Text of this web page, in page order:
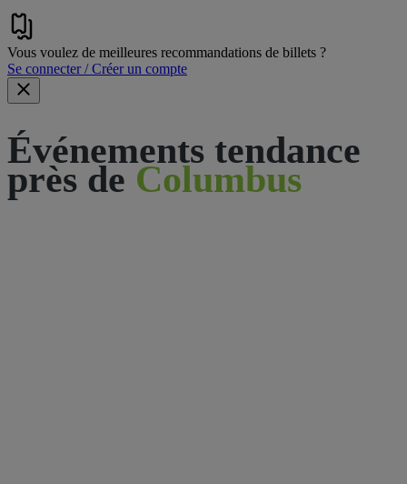
Vous voulez de meilleures recommandations de billets ?
Se connecter / Créer un compte
Événements tendance
près de Columbus